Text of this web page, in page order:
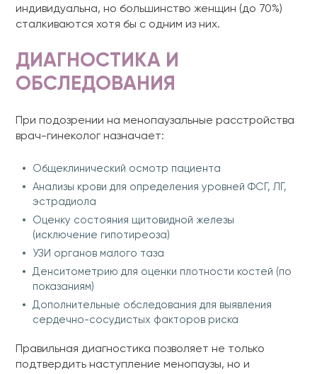
индивидуальна, но большинство женщин (до 70%)
сталкиваются хотя бы с одним из них.
ДИАГНОСТИКА И
ОБСЛЕДОВАНИЯ
При подозрении на менопаузальные расстройства
врач-гинеколог назначает:
Общеклинический осмотр пациента
Анализы крови для определения уровней ФСГ, ЛГ,
эстрадиола
Оценку состояния щитовидной железы
(исключение гипотиреоза)
УЗИ органов малого таза
Денситометрию для оценки плотности костей (по
показаниям)
Дополнительные обследования для выявления
сердечно-сосудистых факторов риска
Правильная диагностика позволяет не только
подтвердить наступление менопаузы, но и